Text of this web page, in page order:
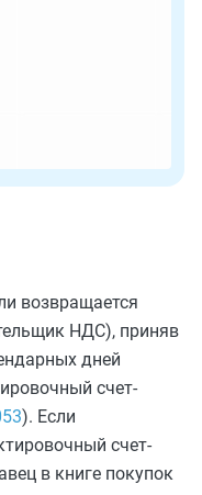
возвращается
НДС), приняв
дней
счет-
). Если
счет-
в книге покупок